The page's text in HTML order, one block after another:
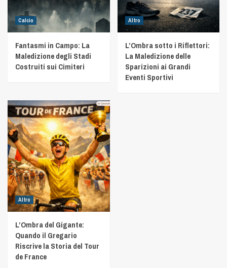
Calcio
Fantasmi in Campo: La
Maledizione degli Stadi
Costruiti sui Cimiteri
Altro
L’Ombra sotto i Riflettori:
La Maledizione delle
Sparizioni ai Grandi
Eventi Sportivi
Altro
L’Ombra del Gigante:
Quando il Gregario
Riscrive la Storia del Tour
de France